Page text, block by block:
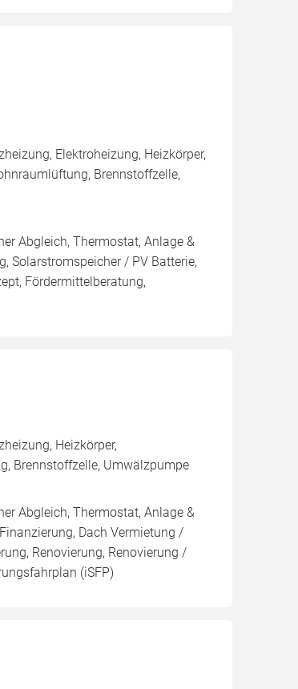
Elektroheizung, Heizkörper,
Brennstoffzelle,
Abgleich, Thermostat, Anlage &
Solarstromspeicher / PV Batterie,
Fördermittelberatung,
Heizkörper,
Brennstoffzelle, Umwälzpumpe
Abgleich, Thermostat, Anlage &
Dach Vermietung /
Renovierung, Renovierung /
(iSFP)